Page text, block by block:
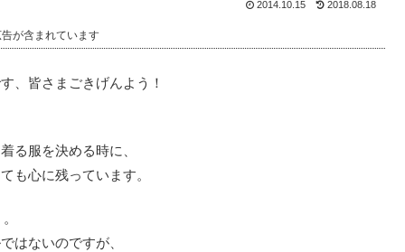
2014.10.15 2018.08.18
が含まれています
、皆さまごきげんよう！
る服を決める時に、
も心に残っています。
はないのですが、